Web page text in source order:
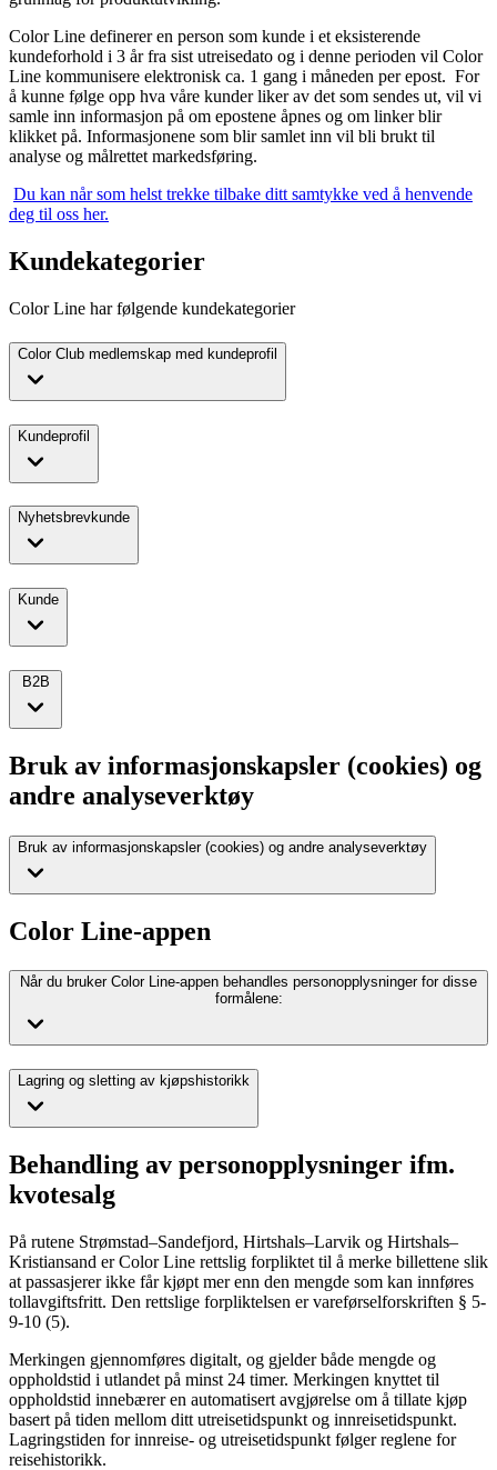
Color Line definerer en person som kunde i et eksisterende
kundeforhold i 3 år fra sist utreisedato og i denne perioden vil Color
Line kommunisere elektronisk ca. 1 gang i måneden per epost. For
å kunne følge opp hva våre kunder liker av det som sendes ut, vil vi
samle inn informasjon på om epostene åpnes og om linker blir
klikket på. Informasjonene som blir samlet inn vil bli brukt til
analyse og målrettet markedsføring.
Du kan når som helst trekke tilbake ditt samtykke ved å henvende
deg til oss her.
Kundekategorier
Color Line har følgende kundekategorier
Color Club medlemskap med kundeprofil
Kundeprofil
Nyhetsbrevkunde
Kunde
B2B
Bruk av informasjonskapsler (cookies) og
andre analyseverktøy
Bruk av informasjonskapsler (cookies) og andre analyseverktøy
Color Line-appen
Når du bruker Color Line-appen behandles personopplysninger for disse
formålene:
Lagring og sletting av kjøpshistorikk
Behandling av personopplysninger ifm.
kvotesalg
På rutene Strømstad–Sandefjord, Hirtshals–Larvik og Hirtshals–
Kristiansand er Color Line rettslig forpliktet til å merke billettene slik
at passasjerer ikke får kjøpt mer enn den mengde som kan innføres
tollavgiftsfritt. Den rettslige forpliktelsen er vareførselforskriften § 5-
9-10 (5).
Merkingen gjennomføres digitalt, og gjelder både mengde og
oppholdstid i utlandet på minst 24 timer. Merkingen knyttet til
oppholdstid innebærer en automatisert avgjørelse om å tillate kjøp
basert på tiden mellom ditt utreisetidspunkt og innreisetidspunkt.
Lagringstiden for innreise- og utreisetidspunkt følger reglene for
reisehistorikk.